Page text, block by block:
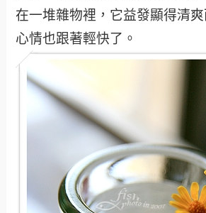
在一堆雜物裡，它益發顯得清
心情也跟著輕快了。